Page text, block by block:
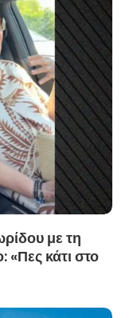
με τη
«Πες κάτι στο